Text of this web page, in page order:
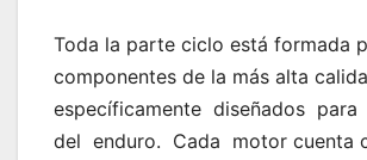
Toda la parte ciclo está formada
componentes de la más alta
específicamente diseñados
del enduro. Cada motor cuenta